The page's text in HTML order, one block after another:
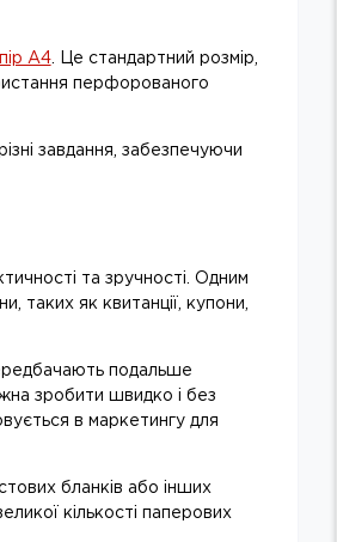
А4. Це стандартний розмір,
перфорованого
завдання, забезпечуючи
та зручності. Одним
таких як квитанції, купони,
подальше
зробити швидко і без
в маркетингу для
бланків або інших
кількості паперових